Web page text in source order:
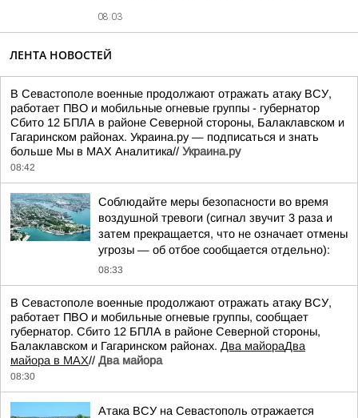
08:03
ЛЕНТА НОВОСТЕЙ
В Севастополе военные продолжают отражать атаку ВСУ,
работает ПВО и мобильные огневые группы - губернатор
Сбито 12 БПЛА в районе Северной стороны, Балаклавском и
Гагаринском районах. Украина.ру — подписаться и знать
больше Мы в MAX Аналитика// Украина.ру
08:42
Соблюдайте меры безопасности во время
воздушной тревоги (сигнал звучит 3 раза и
затем прекращается, что не означает отмены
угрозы — об отбое сообщается отдельно):
08:33
В Севастополе военные продолжают отражать атаку ВСУ,
работает ПВО и мобильные огневые группы, сообщает
губернатор. Сбито 12 БПЛА в районе Северной стороны,
Балаклавском и Гагаринском районах. Два майораДва
майора в МАХ// Два майора
08:30
Атака ВСУ на Севастополь отражается